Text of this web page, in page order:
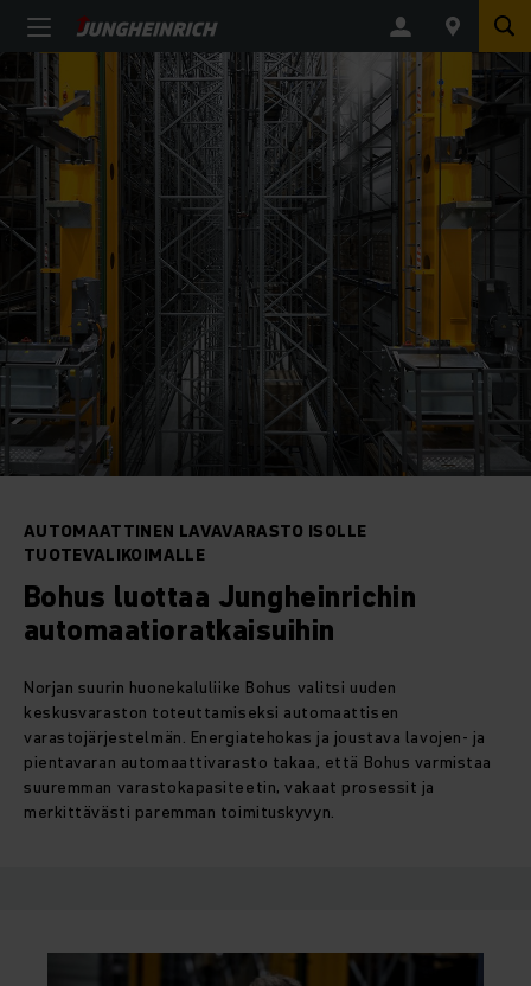
AUTOMAATTINEN LAVAVARASTO ISOLLE
TUOTEVALIKOIMALLE
Bohus luottaa Jungheinrichin
automaatioratkaisuihin
Norjan suurin huonekaluliike Bohus valitsi uuden
keskusvaraston toteuttamiseksi automaattisen
varastojärjestelmän. Energiatehokas ja joustava lavojen- ja
pientavaran automaattivarasto takaa, että Bohus varmistaa
suuremman varastokapasiteetin, vakaat prosessit ja
merkittävästi paremman toimituskyvyn.